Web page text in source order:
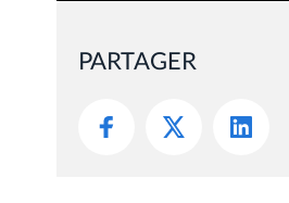
PARTAGER